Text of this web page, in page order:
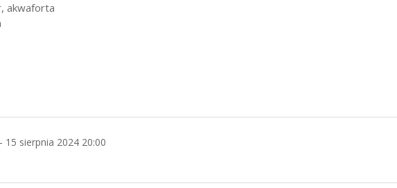
akwaforta
15 sierpnia 2024 20:00